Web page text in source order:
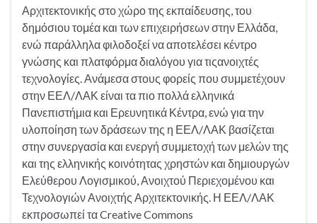
Αρχιτεκτονικής στο χώρο της εκπαίδευσης, του
δημόσιου τομέα και των επιχειρήσεων στην Ελλάδα,
ενώ παράλληλα φιλοδοξεί να αποτελέσει κέντρο
γνώσης και πλατφόρμα διαλόγου για τιςανοιχτές
τεχνολογίες. Ανάμεσα στους φορείς που συμμετέχουν
στην ΕΕΛ/ΛΑΚ είναι τα πιο πολλά ελληνικά
Πανεπιστήμια και Ερευνητικά Κέντρα, ενώ για την
υλοποίηση των δράσεων της η ΕΕΛ/ΛΑΚ βασίζεται
στην συνεργασία και ενεργή συμμετοχή των μελών της
και της ελληνικής κοινότητας χρηστών και δημιουργών
Ελεύθερου Λογισμικού, Ανοιχτού Περιεχομένου και
Τεχνολογιών Ανοιχτής Αρχιτεκτονικής. Η ΕΕΛ/ΛΑΚ
εκπροσωπεί τα Creative Commons